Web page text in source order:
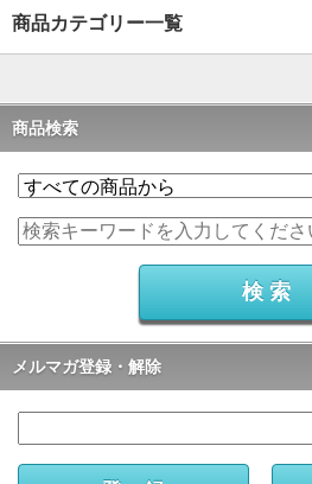
商品カテゴリー一覧
商品検索
メルマガ登録・解除